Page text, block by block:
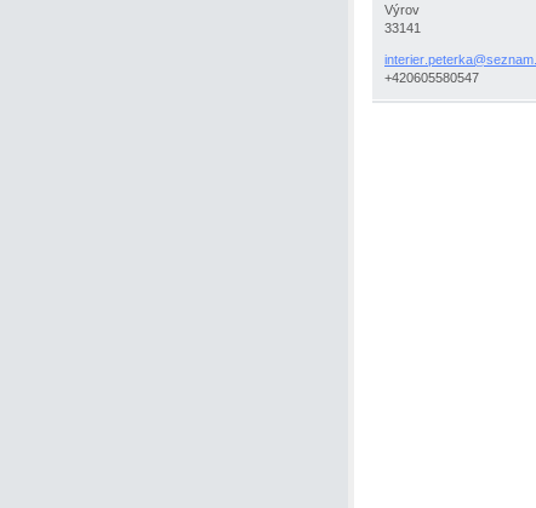
Výrov
33141
interier .peterka@seznam.
+420605580547